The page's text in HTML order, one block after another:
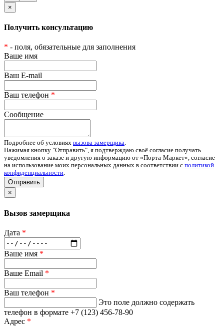
×
Получить консультацию
* - поля, обязательные для заполнения
Ваше имя
Ваш E-mail
Ваш телефон *
Сообщение
Подробнее об условиях вызова замерщика.
Нажимая кнопку "Отправить", я подтверждаю своё согласие получать
уведомления о заказе и другую информацию от «Порта-Маркет», согласие
на использование моих персональных данных в соответствии с политикой
конфиденциальности.
Отправить
×
Вызов замерщика
Дата *
Ваше имя *
Ваше Email *
Ваш телефон *
Это поле должно содержать
телефон в формате +7 (123) 456-78-90
Адрес *